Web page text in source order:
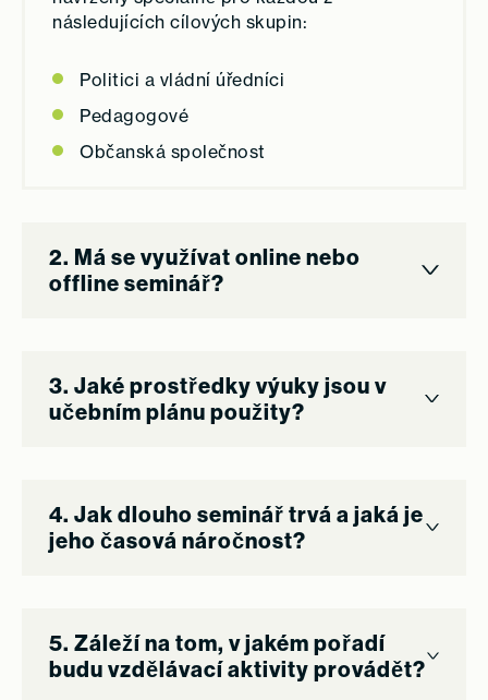
následujících cílových skupin:
Politici a vládní úředníci
Pedagogové
Občanská společnost
2. Má se využívat online nebo
offline seminář?
3. Jaké prostředky výuky jsou v
učebním plánu použity?
4. Jak dlouho seminář trvá a jaká je
jeho časová náročnost?
5. Záleží na tom, v jakém pořadí
budu vzdělávací aktivity provádět?